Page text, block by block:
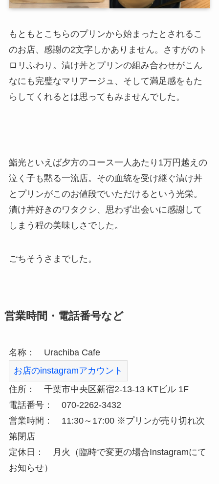
もともとこちらのプリンから始まったとされるこ
のお店、感謝の2文字しかありません。さすがのト
ロリふわり。漬け丼とプリンの組み合わせがこん
なにも完璧なマリアージュ、そして満足感をもた
らしてくれるとは思ってもみませんでした。
鮨光といえば夕方のコース一人あたり1万円越えの
泣く子も黙る一流店。その血統を受け継ぐ漬け丼
とプリンがこのお値段でいただけるという光栄。
漬け丼好きのワタクシ、思わず出会いに感謝して
しまう程の美味しさでした。
ごちそうさまでした。
営業時間・電話番号など
名称： Urachiba Cafe
お店のinstagramアカウント
住所： 千葉市中央区新宿2-13-13 KTビル 1F
電話番号： 070-2262-3432
営業時間： 11:30～17:00 ※プリンが売り切れ次
第閉店
定休日： 月火（臨時で変更の場合Instagramにて
お知らせ）